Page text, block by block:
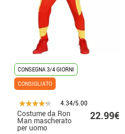
CONSEGNA 3/4 GIORNI
CONSIGLIATO
4.34/5.00
Costume da Ron
Man mascherato
per uomo
22.99€